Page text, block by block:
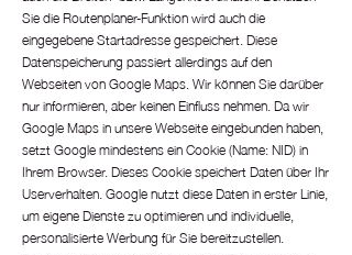
Sie die Routenplaner-Funktion wird auch die
eingegebene Startadresse gespeichert. Diese
Datenspeicherung passiert allerdings auf den
Webseiten von Google Maps. Wir können Sie darüber
nur informieren, aber keinen Einfluss nehmen. Da wir
Google Maps in unsere Webseite eingebunden haben,
setzt Google mindestens ein Cookie (Name: NID) in
Ihrem Browser. Dieses Cookie speichert Daten über Ihr
Userverhalten. Google nutzt diese Daten in erster Linie,
um eigene Dienste zu optimieren und individuelle,
personalisierte Werbung für Sie bereitzustellen.